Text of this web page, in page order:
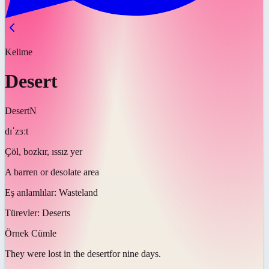
Kelime
Desert
DesertN
dɪˈzɜːt
Çöl, bozkır, ıssız yer
A barren or desolate area
Eş anlamlılar: Wasteland
Türevler: Deserts
Örnek Cümle
They were lost in the desertfor nine days.